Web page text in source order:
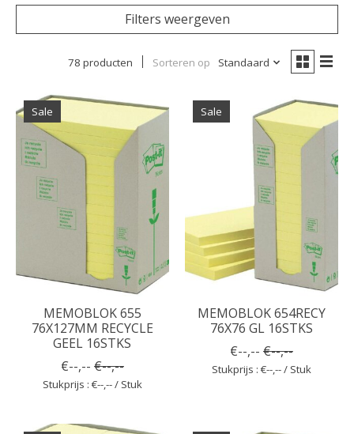
Filters weergeven
78 producten Sorteren op Standaard
Sale
MEMOBLOK 655
76X127MM RECYCLE
GEEL 16STKS
€--,-- €--,--
Stukprijs : €--,-- / Stuk
Sale
MEMOBLOK 654RECY
76X76 GL 16STKS
€--,-- €--,--
Stukprijs : €--,-- / Stuk